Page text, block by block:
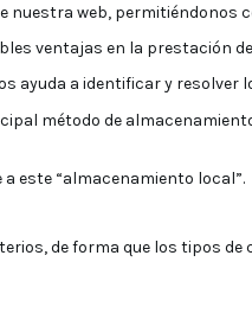
web,
ventajas en la prestación
ayuda a identificar y resolver
método de
este “almacenamiento local”.
de forma que los tipos